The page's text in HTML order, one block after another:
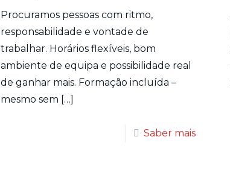
Procuramos pessoas com ritmo,
responsabilidade e vontade de
trabalhar. Horários flexíveis, bom
ambiente de equipa e possibilidade real
de ganhar mais. Formação incluída –
mesmo sem […]
Saber mais